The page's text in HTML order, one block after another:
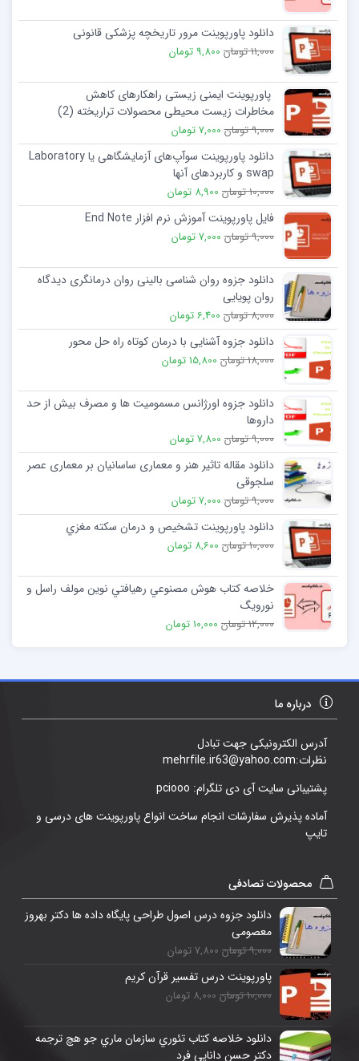
دانلود پاورپوینت مرور تاریخچه پزشکی قانونی
11,000 تومان 9,800 تومان
پاورپوینت ایمنی زیستی راهکارهای کاهش
مخاطرات زیست‌ محیطی محصولات تراریخته (2)
9,000 تومان 7,000 تومان
دانلود پاورپوینت سوآپ‌های آزمایشگاهی یا Laboratory
swap و کاربردهای آنها
10,000 تومان 8,900 تومان
فایل پاورپوینت آموزش نرم افزار End Note
9,000 تومان 7,000 تومان
دانلود جزوه روان شناسی بالینی روان درمانگری دیدگاه
روان پویایی
8,000 تومان 6,400 تومان
دانلود جزوه آشنایی با درمان کوتاه راه حل محور
18,000 تومان 15,800 تومان
دانلود جزوه اورژانس مسمومیت ها و مصرف بیش از حد
داروها
9,000 تومان 7,800 تومان
دانلود مقاله تاثیر هنر و معماری ساسانیان بر معماری عصر
سلجوقی
9,000 تومان 7,000 تومان
دانلود پاورپوینت تشخیص و درمان سكته مغزي
10,000 تومان 8,600 تومان
خلاصه کتاب هوش مصنوعي رهيافتي نوين مولف راسل و
نورويگ
12,000 تومان 10,000 تومان
درباره ما
آدرس الکترونیکی جهت تبادل
نظرات:mehrfile.ir63@yahoo.com
پشتیبانی سایت آی دی تلگرام: pciooo
آماده پذیرش سفارشات انجام ساخت انواع پاورپوینت های درسی و
تایپ
محصولات تصادفی
دانلود جزوه درس اصول طراحی پایگاه داده ها دکتر بهروز
معصومی
9,000 تومان 7,800 تومان
پاورپوینت درس تفسیر قرآن کریم
10,000 تومان 8,000 تومان
دانلود خلاصه کتاب تئوري سازمان ماري جو هچ ترجمه
دکتر حسن دانايي فرد